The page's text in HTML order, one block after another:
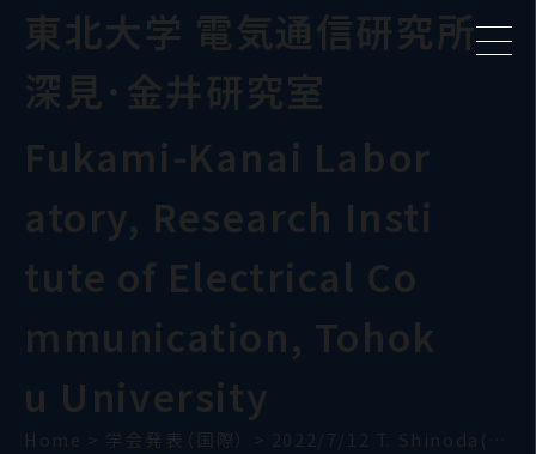
東北大学 電気通信研究所
深見･金井研究室
Fukami-Kanai Labor
atory, Research Insti
tute of Electrical Co
mmunication, Tohok
u University
Home > 学会発表（国際） > 2022/7/12 T. Shinoda(ICMFS-2022)